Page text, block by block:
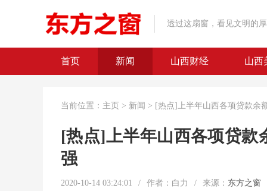
透过这扇窗，看见文明的
首页 新闻 山西财经 山西
当前位置： 主页 > 新闻 > [热点]上半年山西各项贷款余
[热点]上半年山西各项贷款
强
2020-10-14 03:24:01 / 作者：白力 / 来源： 东方之窗